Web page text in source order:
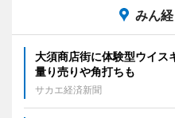
みん
大須商店街に体験型ウイ
量り売りや角打ちも
サカエ経済新聞